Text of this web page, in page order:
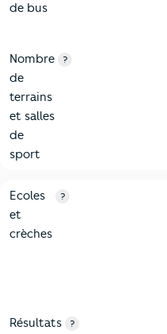
de bus
Nombre
de
terrains
et salles
de
sport
?
4-Education
Critères
Ecoles
et
crèches
?
Résultats
?